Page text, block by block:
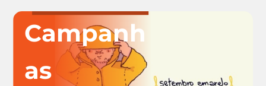
Campanh
as